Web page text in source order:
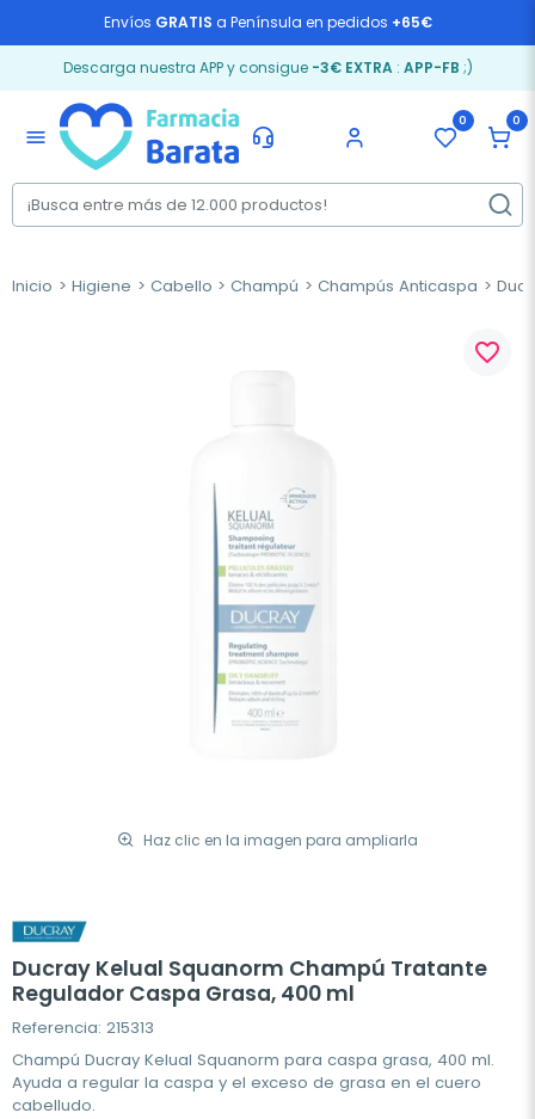
Envíos GRATIS a Península en pedidos +65€
Descarga nuestra APP y consigue -3€ EXTRA: APP-FB ;)
menu
0 0
Inicio Higiene Cabello Champú Champús Anticaspa
Haz clic en la imagen para ampliarla
favorite_border
Ducray Kelual Squanorm Champú Tratante
Regulador Caspa Grasa, 400 ml
Referencia: 215313
Champú Ducray Kelual Squanorm para caspa grasa, 400 ml.
Ayuda a regular la caspa y el exceso de grasa en el cuero
cabelludo.